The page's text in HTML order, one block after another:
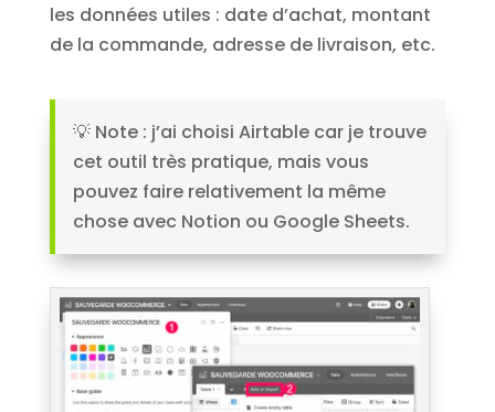
les données utiles : date d’achat, montant
de la commande, adresse de livraison, etc.
💡 Note : j’ai choisi Airtable car je trouve
cet outil très pratique, mais vous
pouvez faire relativement la même
chose avec Notion ou Google Sheets.